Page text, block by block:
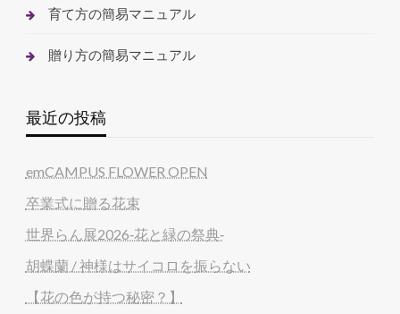
育て方の簡易マニュアル
贈り方の簡易マニュアル
最近の投稿
emCAMPUS FLOWER OPEN
卒業式に贈る花束
世界らん展2026‐花と緑の祭典‐
胡蝶蘭 / 神様はサイコロを振らない
【花の色が持つ秘密？】